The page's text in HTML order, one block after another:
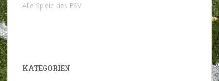
Alle Spiele des FSV
KATEGORIEN